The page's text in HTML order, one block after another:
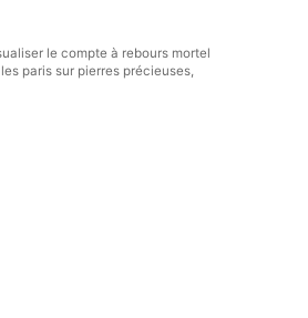
le compte à rebours mortel
paris sur pierres précieuses,